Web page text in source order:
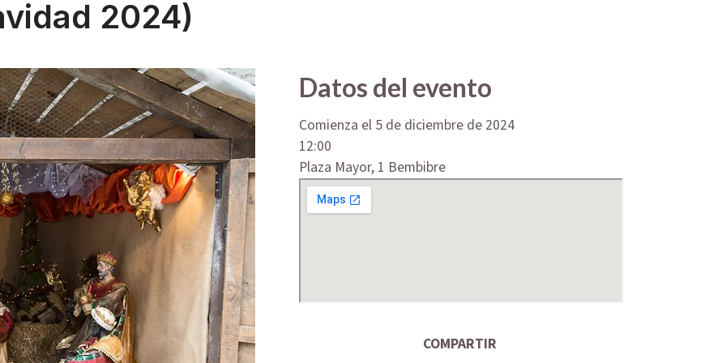
2024)
Datos del evento
Comienza el 5 de diciembre de 2024
12:00
Plaza Mayor, 1 Bembibre
COMPARTIR